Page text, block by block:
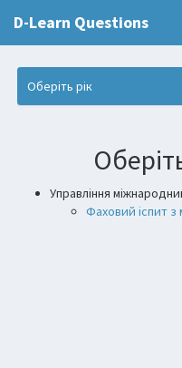
D-Learn Questions
Оберіть рік
Управління
Фаховий іспит